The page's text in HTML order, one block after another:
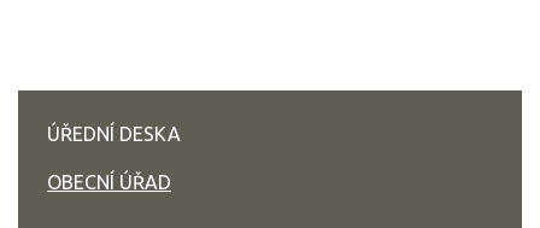
ÚŘEDNÍ DESKA
OBECNÍ ÚŘAD